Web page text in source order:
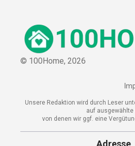
© 100Home, 2026
Unsere Redaktion wird durch Leser
auf ausgewählte
von denen wir ggf. eine
Adresse